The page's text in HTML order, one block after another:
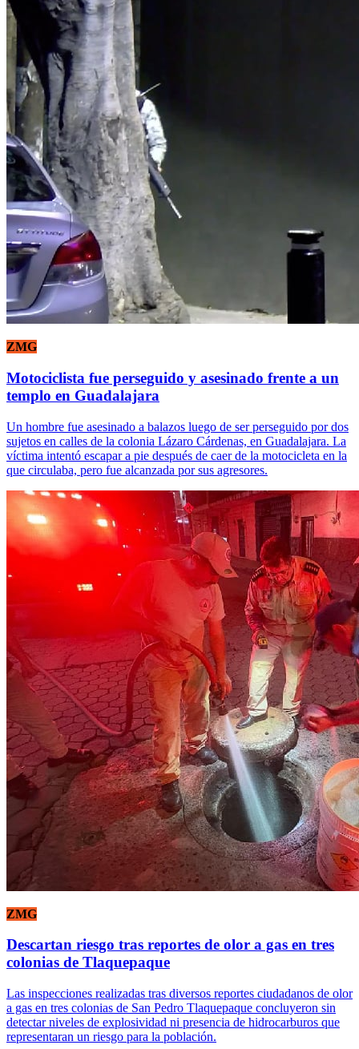
ZMG
Motociclista fue perseguido y asesinado frente a un
templo en Guadalajara
Un hombre fue asesinado a balazos luego de ser perseguido por dos
sujetos en calles de la colonia Lázaro Cárdenas, en Guadalajara. La
víctima intentó escapar a pie después de caer de la motocicleta en la
que circulaba, pero fue alcanzada por sus agresores.
ZMG
Descartan riesgo tras reportes de olor a gas en tres
colonias de Tlaquepaque
Las inspecciones realizadas tras diversos reportes ciudadanos de olor
a gas en tres colonias de San Pedro Tlaquepaque concluyeron sin
detectar niveles de explosividad ni presencia de hidrocarburos que
representaran un riesgo para la población.